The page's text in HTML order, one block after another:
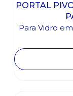
PORTAL
Para Vidro